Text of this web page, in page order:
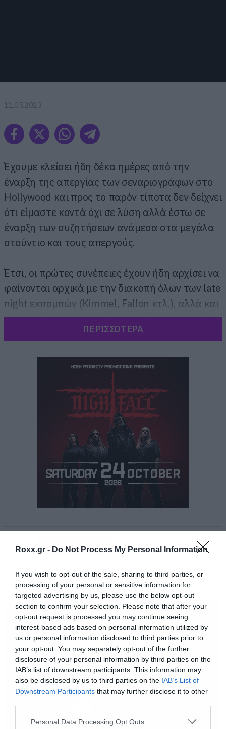
Roxx.gr - Do Not Process My Personal Information
If you wish to opt-out of the sale, sharing to third parties, or
processing of your personal or sensitive information for
targeted advertising by us, please use the below opt-out
section to confirm your selection. Please note that after your
opt-out request is processed you may continue seeing
interest-based ads based on personal information utilized by
us or personal information disclosed to third parties prior to
your opt-out. You may separately opt-out of the further
disclosure of your personal information by third parties on the
IAB’s list of downstream participants. This information may
also be disclosed by us to third parties on the IAB’s List of
Downstream Participants that may further disclose it to other
Please note that this website/app uses one or more Google
Personal Data Processing Opt Outs
11.05.2023
Έχουμε κλείσει ήδη δέκα ημέρες από την
έναρξη της απεργίας των σεναριογράφων στο
Hollywood και προς το παρόν τίποτα δεν δείχνει
ότι είμαστε κοντά όχι σε λύση αλλά έστω σε
έναρξη των συζητήσεων ανάμεσα στα μεγάλα
στούντιο και τους απεργούς.
Έτσι, οι πρώτες συνέπειες έχουν ήδη αρχίσει να
φαίνονται αρχικά με την διακοπή όλων των late
night εκπομπών (Kimmel, Fallon κτλ.), αλλά και
στην παύση παραγωγών που βρίσκονται ακόμα
σε στάδιο συγγραφής σεναρίων ή είχαν
Τα σημαντικότερα πρότζεκ που έχουν μπει
στον πάγο μέχρι στιγμής, είναι η πέμπτη και
τελευταία σεζόν του Stranger Things, που ήδη
είχε μεγάλο κενό στην επιστροφή της, το νέο
Daredevil της Disney, η δεύτερη σεζόν του
Severance που επίσης έχει ήδη αργήσει αλλά
και το νέο spin off του Game of Thrones που
ανακοινώθηκε πρόσφατα.
ΠΕΡΙΣΣΟΤΕΡΑ
STRANGER THINGS